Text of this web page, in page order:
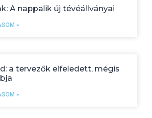
A nappalik új tévéállványai
»
a tervezők elfeledett, mégis
»